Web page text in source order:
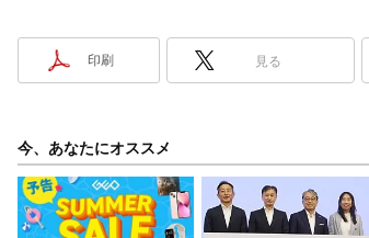
印刷 見る
今、あなたにオススメ